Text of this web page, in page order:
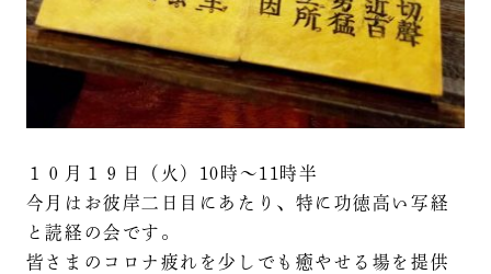
１０月１９日（火）10時～11時半
今月はお彼岸二日目にあたり、特に功徳高い写経
と読経の会です。
皆さまのコロナ疲れを少しでも癒やせる場を提供